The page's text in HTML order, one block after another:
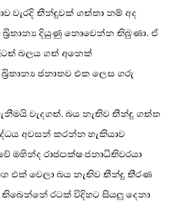
වැරදි තීන්දුවක් ගත්තා නම් අද
දියුණු නොවෙන්න තිබුණා. ඒ
බලය ගත් අනෙක්
බ්‍රිතාන්‍ය ජනාතව එක ලෙස ගරු
වැදගත්. බය නැතිව තීන්දු ගත්ත
අවසන් කරන්න හැකියාව
මහින්ද රාජපක්ෂ ජනාධිතිවරයා
එක් වෙලා බය නැතිව තීන්දු තීරණ
රටක් විදිහට සියලු දෙනා